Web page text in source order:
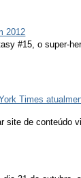
2012
#15, o super-
Times
site de conteúdo